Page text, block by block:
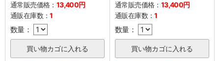
通常販売価格： 13,400円
通販在庫数：1
数量：
通常販売価格： 13,400円
通販在庫数：1
数量：